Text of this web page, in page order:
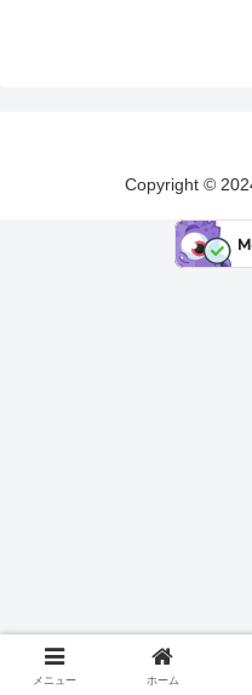
Copyright ©
メニュー ホーム